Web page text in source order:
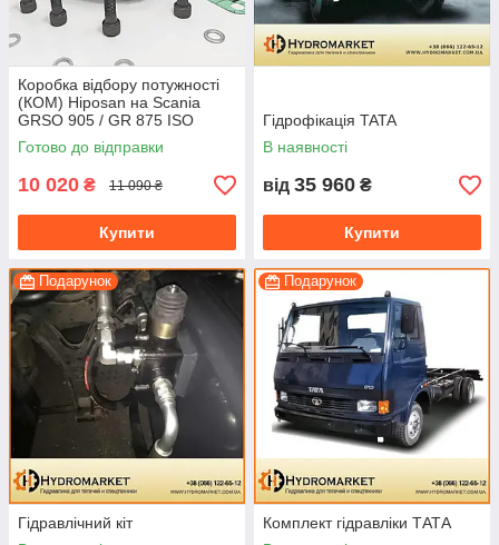
Коробка відбору потужності
(КОМ) Hiposan на Scania
GRSO 905 / GR 875 ISO
(пневматична)
Готово до відправки
10 020 ₴ 11 090 ₴
Купити
Гідрофікація TATA
В наявності
від 35 960 ₴
Купити
Подарунок
Гідравлічний кіт
Подарунок
Комплект гідравліки ТАТА